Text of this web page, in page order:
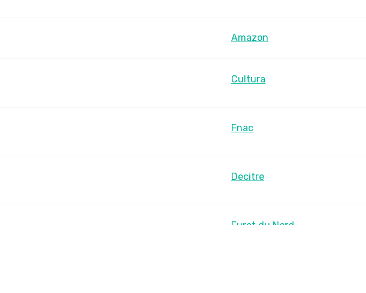
Amazon
Cultura
Fnac
Decitre
Furet du Nord